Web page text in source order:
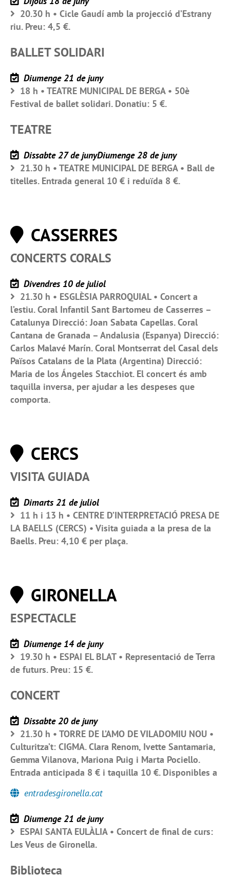
20.30 h • Cicle Gaudí amb la projecció d’Estrany
riu. Preu: 4,5 €.
BALLET SOLIDARI
Diumenge 21 de juny
18 h • TEATRE MUNICIPAL DE BERGA • 50è
Festival de ballet solidari. Donatiu: 5 €.
TEATRE
Dissabte 27 de junyDiumenge 28 de juny
21.30 h • TEATRE MUNICIPAL DE BERGA • Ball de
titelles. Entrada general 10 € i reduïda 8 €.
CASSERRES
CONCERTS CORALS
Divendres 10 de juliol
21.30 h • ESGLÈSIA PARROQUIAL • Concert a
l’estiu. Coral Infantil Sant Bartomeu de Casserres –
Catalunya Direcció: Joan Sabata Capellas. Coral
Cantana de Granada – Andalusia (Espanya) Direcció:
Carlos Malavé Marín. Coral Montserrat del Casal dels
Països Catalans de la Plata (Argentina) Direcció:
Maria de los Ángeles Stacchiot. El concert és amb
taquilla inversa, per ajudar a les despeses que
comporta.
CERCS
VISITA GUIADA
Dimarts 21 de juliol
11 h i 13 h • CENTRE D’INTERPRETACIÓ PRESA DE
LA BAELLS (CERCS) • Visita guiada a la presa de la
Baells. Preu: 4,10 € per plaça.
GIRONELLA
ESPECTACLE
Diumenge 14 de juny
19.30 h • ESPAI EL BLAT • Representació de Terra
de futurs. Preu: 15 €.
CONCERT
Dissabte 20 de juny
21.30 h • TORRE DE L’AMO DE VILADOMIU NOU •
Culturitza’t: CIGMA. Clara Renom, Ivette Santamaria,
Gemma Vilanova, Mariona Puig i Marta Pociello.
Entrada anticipada 8 € i taquilla 10 €. Disponibles a
entradesgironella.cat
Diumenge 21 de juny
ESPAI SANTA EULÀLIA • Concert de final de curs:
Les Veus de Gironella.
Biblioteca